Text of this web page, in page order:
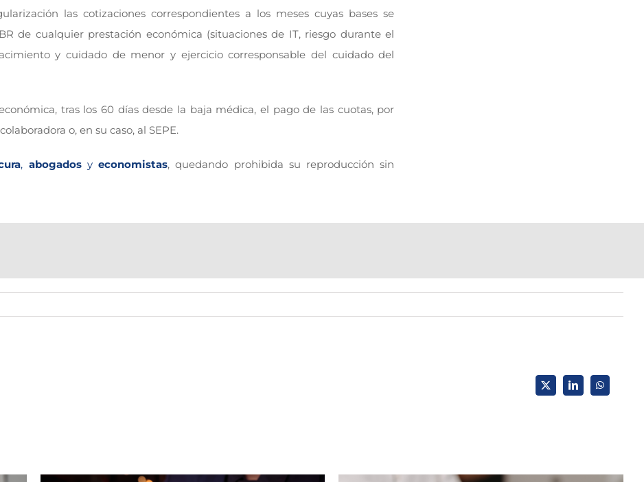
las cotizaciones correspondientes a los meses cuyas bases se
de cualquier prestación económica (situaciones de IT, riesgo durante el
y cuidado de menor y ejercicio corresponsable del cuidado del
tras los 60 días desde la baja médica, el pago de las cuotas, por
o, en su caso, al SEPE.
, abogadosyeconomistas, quedando prohibida su reproducción sin
X LinkedInWhatsApp